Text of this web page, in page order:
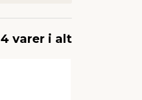
4 varer i alt